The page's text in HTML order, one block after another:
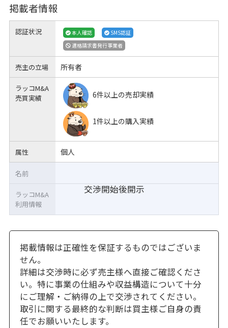
掲載者情報
認証状況 本人確認
SMS認証
適格請求書発行事業者
売主の立場 所有者
ラッコM&A
売買実績
6件以上の売却実績
1件以上の購入実績
属性 個人
交渉開始後開示
名前
ラッコM&A
利用情報
掲載情報は正確性を保証するものではございま
せん。
詳細は交渉時に必ず売主様へ直接ご確認くださ
い。特に事業の仕組みや収益構造について十分
にご理解・ご納得の上で交渉されてください。
取引に関する最終的な判断は買主様ご自身の責
任でお願いいたします。